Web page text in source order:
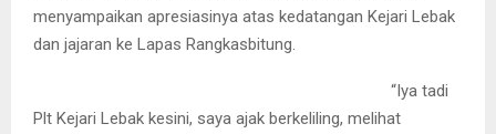
menyampaikan apresiasinya atas kedatangan Kejari Lebak
dan jajaran ke Lapas Rangkasbitung.
“Iya tadi
Plt Kejari Lebak kesini, saya ajak berkeliling, melihat